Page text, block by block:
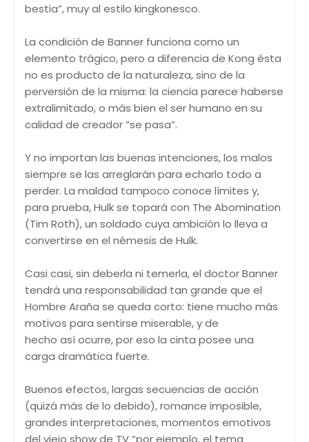
bestia”, muy al estilo kingkonesco.
La condición de Banner funciona como un
elemento trágico, pero a diferencia de Kong ésta
no es producto de la naturaleza, sino de la
perversión de la misma: la ciencia parece haberse
extralimitado, o más bien el ser humano en su
calidad de creador “se pasa”.
Y no importan las buenas intenciones, los malos
siempre se las arreglarán para echarlo todo a
perder. La maldad tampoco conoce límites y,
para prueba, Hulk se topará con The Abomination
(Tim Roth), un soldado cuya ambición lo lleva a
convertirse en el némesis de Hulk.
Casi casi, sin deberla ni temerla, el doctor Banner
tendrá una responsabilidad tan grande que el
Hombre Araña se queda corto: tiene mucho más
motivos para sentirse miserable, y de
hecho así ocurre, por eso la cinta posee una
carga dramática fuerte.
Buenos efectos, largas secuencias de acción
(quizá más de lo debido), romance imposible,
grandes interpretaciones, momentos emotivos
del viejo show de TV “por ejemplo, el tema